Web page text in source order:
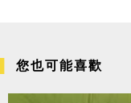
您也可能喜歡